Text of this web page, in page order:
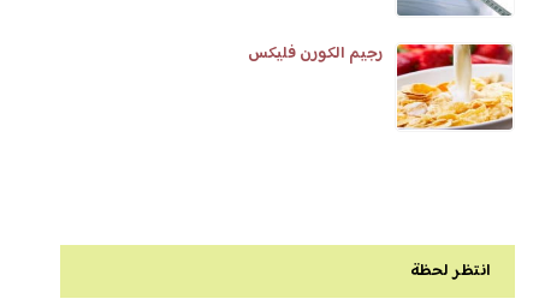
رجيم الكورن فليكس
انتظر لحظة